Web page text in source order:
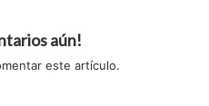
aún!
este artículo.